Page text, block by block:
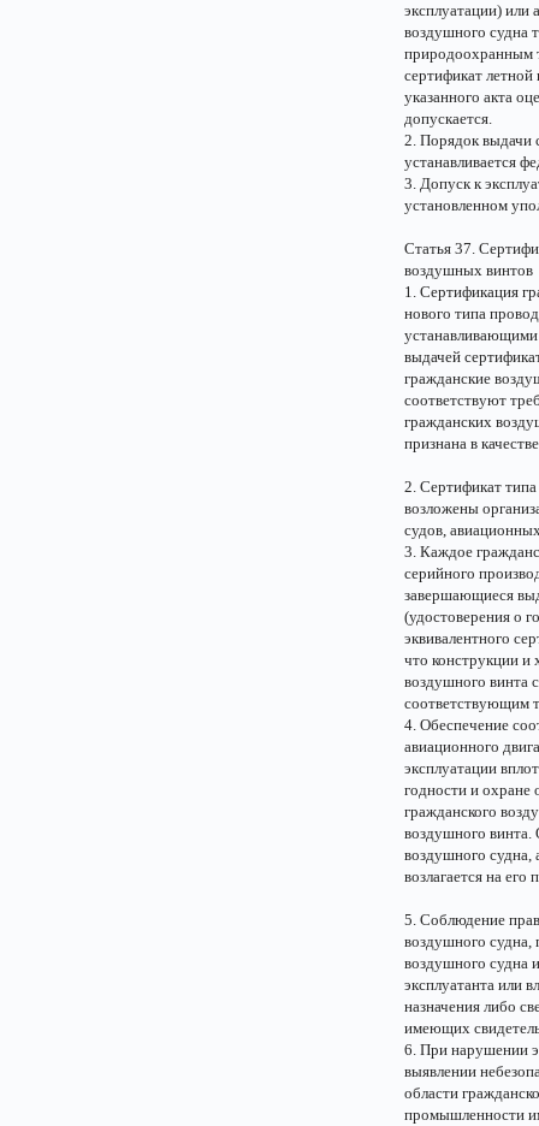
эксплуатации) или
воздушного судна
природоохранным
сертификат
указанного акта
допускается.
2. Порядок выдачи
устанавливается
3. Допуск к
установленном
Статья 37.
воздушных винтов
1. Сертификация
нового типа
выдачей
гражданские
соответствуют
гражданских
признана в
2. Сертификат
возложены
судов,
3. Каждое
серийного
завершающиеся
(удостоверения о
эквивалентного
что конструкции и
воздушного винта
соответствующим
4. Обеспечение
авиационного
эксплуатации
годности и охране
гражданского
воздушного винта.
воздушного судна,
возлагается на его
5. Соблюдение
воздушного судна,
воздушного судна
эксплуатанта или
назначения либо
имеющих
6. При нарушении
выявлении
области
промышленности